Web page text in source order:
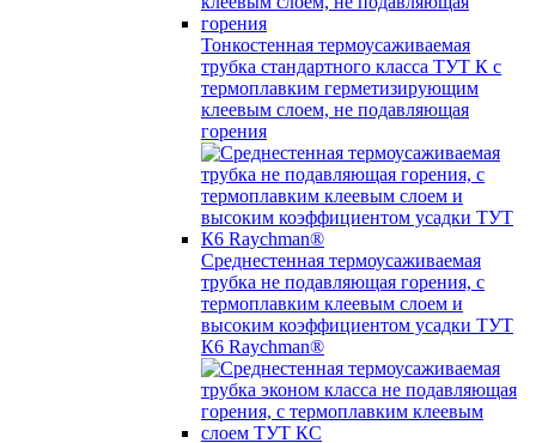
Тонкостенная термоусаживаемая
трубка стандартного класса ТУТ К с
термоплавким герметизирующим
клеевым слоем, не подавляющая
горения
Среднестенная термоусаживаемая
трубка не подавляющая горения, с
термоплавким клеевым слоем и
высоким коэффициентом усадки ТУТ
К6 Raychman®